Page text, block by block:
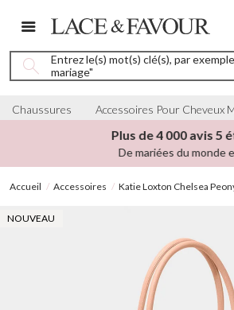
Entrez le(s) mot(s) clé(s), par
mariage"
Chaussures Accessoires Pour Cheveux
Plus de 4 000 avis 5
De mariées du monde
Accueil Accessoires Katie Loxton Chelsea
NOUVEAU